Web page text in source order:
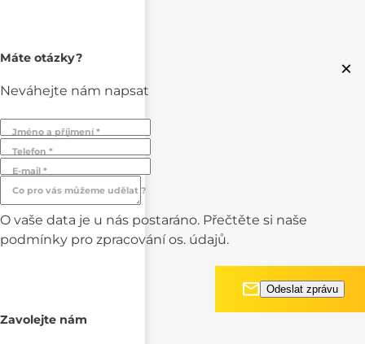
×
Máte otázky?
Neváhejte nám napsat
Jméno a příjmení *
Telefon *
E-mail *
Co pro vás můžeme udělat ?
O vaše data je u nás postaráno. Přečtěte si naše
podmínky pro zpracování os. údajů.
Zavolejte nám